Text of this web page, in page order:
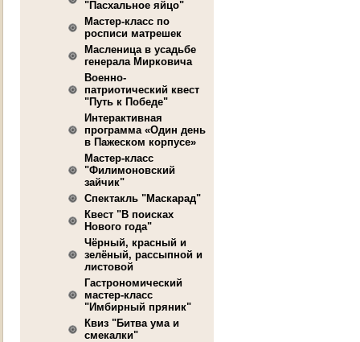
"Пасхальное яйцо"
Мастер-класс по
росписи матрешек
Масленица в усадьбе
генерала Мирковича
Военно-
патриотический квест
"Путь к Победе"
Интерактивная
программа «Один день
в Пажеском корпусе»
Мастер-класс
"Филимоновский
зайчик"
Спектакль "Маскарад"
Квест "В поисках
Нового года"
Чёрный, красный и
зелёный, рассыпной и
листовой
Гастрономический
мастер-класс
"Имбирный пряник"
Квиз "Битва ума и
смекалки"